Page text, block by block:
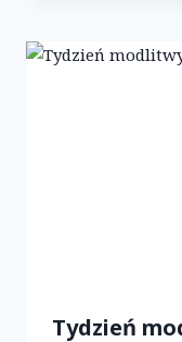
Tydzień